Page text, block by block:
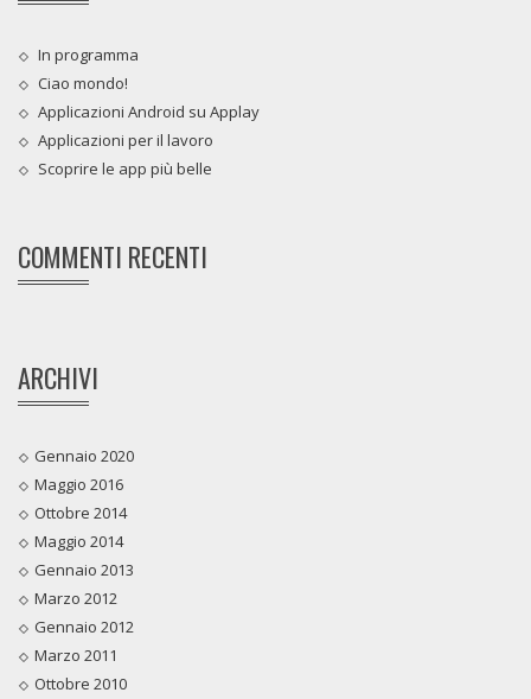
In programma
Ciao mondo!
Applicazioni Android su Applay
Applicazioni per il lavoro
Scoprire le app più belle
COMMENTI RECENTI
ARCHIVI
Gennaio 2020
Maggio 2016
Ottobre 2014
Maggio 2014
Gennaio 2013
Marzo 2012
Gennaio 2012
Marzo 2011
Ottobre 2010